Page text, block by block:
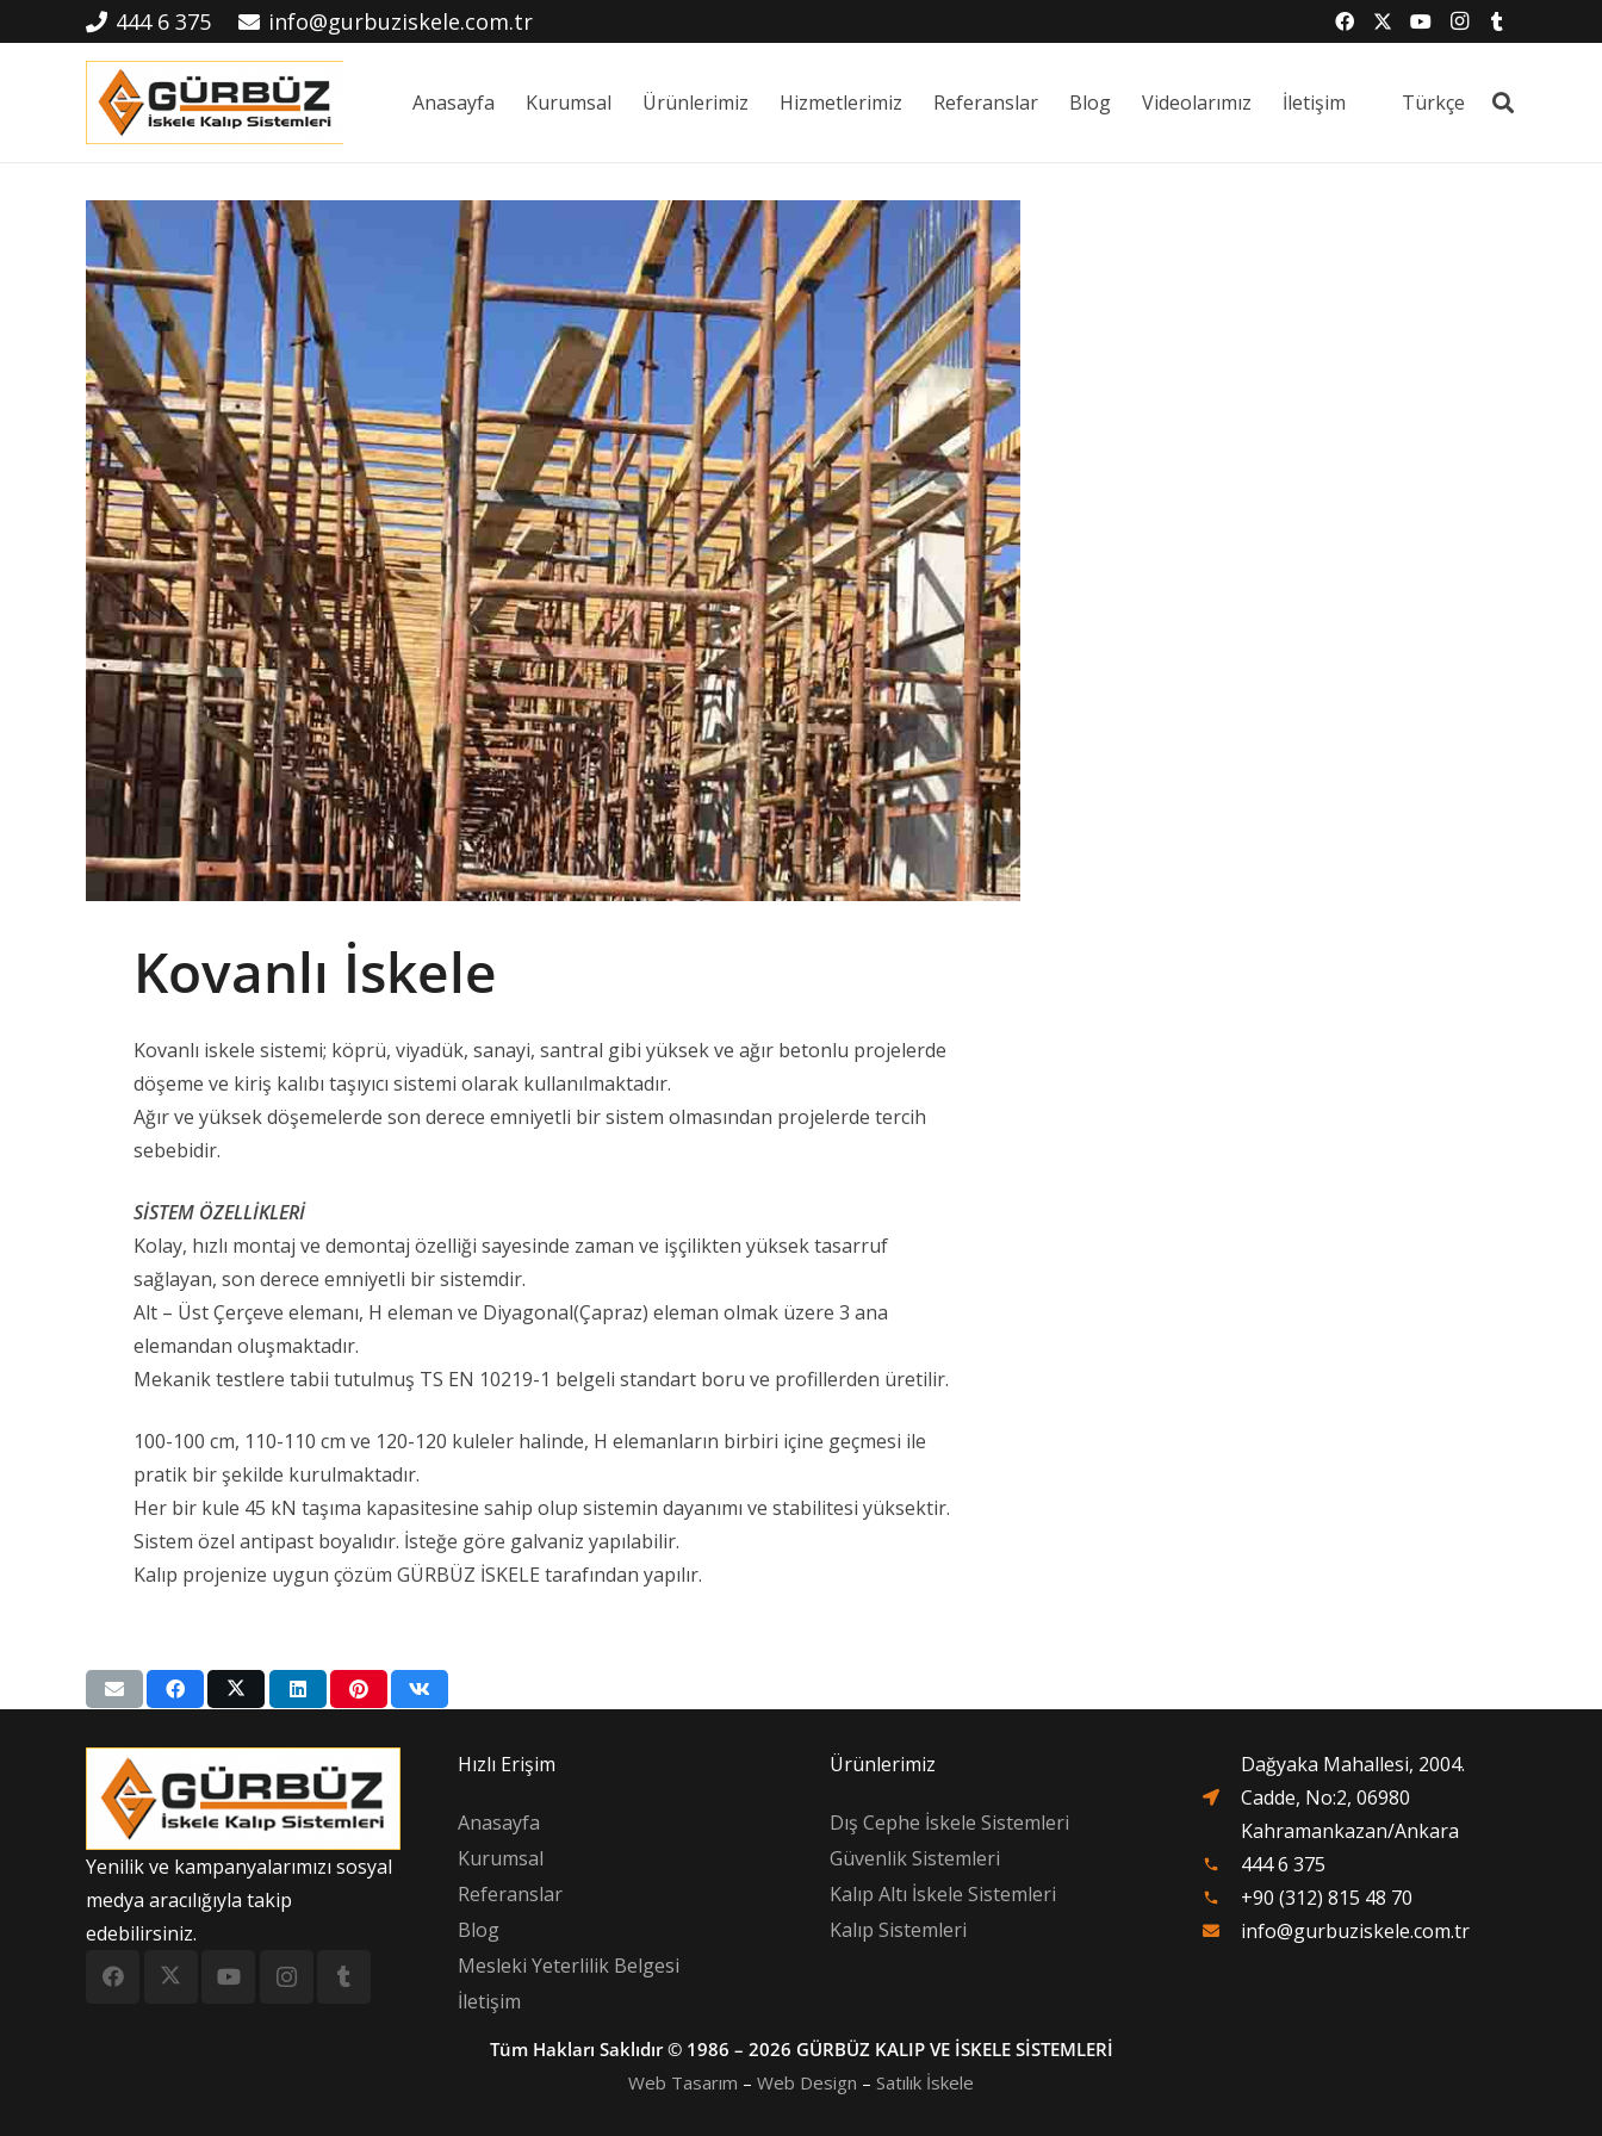
444 6 375 info@gurbuziskele.com.tr
Anasayfa Kurumsal Ürünlerimiz Hizmetlerimiz Referanslar Blog Videolarımız İletişim Türkçe
Kovanlı İskele
Kovanlı iskele sistemi; köprü, viyadük, sanayi, santral gibi yüksek ve ağır betonlu projelerde
döşeme ve kiriş kalıbı taşıyıcı sistemi olarak kullanılmaktadır.
Ağır ve yüksek döşemelerde son derece emniyetli bir sistem olmasından projelerde tercih
sebebidir.
SİSTEM ÖZELLİKLERİ
Kolay, hızlı montaj ve demontaj özelliği sayesinde zaman ve işçilikten yüksek tasarruf
sağlayan, son derece emniyetli bir sistemdir.
Alt – Üst Çerçeve elemanı, H eleman ve Diyagonal(Çapraz) eleman olmak üzere 3 ana
elemandan oluşmaktadır.
Mekanik testlere tabii tutulmuş TS EN 10219-1 belgeli standart boru ve profillerden üretilir.
100-100 cm, 110-110 cm ve 120-120 kuleler halinde, H elemanların birbiri içine geçmesi ile
pratik bir şekilde kurulmaktadır.
Her bir kule 45 kN taşıma kapasitesine sahip olup sistemin dayanımı ve stabilitesi yüksektir.
Sistem özel antipast boyalıdır. İsteğe göre galvaniz yapılabilir.
Kalıp projenize uygun çözüm GÜRBÜZ İSKELE tarafından yapılır.
Yenilik ve kampanyalarımızı sosyal
medya aracılığıyla takip
edebilirsiniz.
Hızlı Erişim
Anasayfa
Kurumsal
Referanslar
Blog
Mesleki Yeterlilik Belgesi
İletişim
Ürünlerimiz
Dış Cephe İskele Sistemleri
Güvenlik Sistemleri
Kalıp Altı İskele Sistemleri
Kalıp Sistemleri
Dağyaka Mahallesi, 2004.
Cadde, No:2, 06980
Kahramankazan/Ankara
phone 444 6 375
phone
+90 (312) 815 48 70
info@gurbuziskele.com.tr
Tüm Hakları Saklıdır © 1986 – 2026 GÜRBÜZ KALIP VE İSKELE SİSTEMLERİ
Web Tasarım – Web Design – Satılık İskele